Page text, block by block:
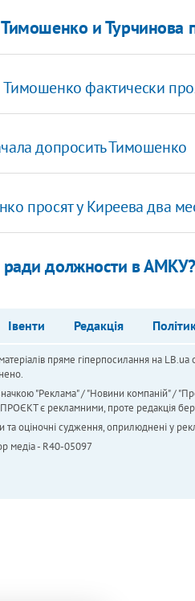
и Турчинова
фактически
допросить Тимошенко
просят у Киреева два
должности в АМКУ?
Івенти Редакція
пряме гіперпосилання на
"Реклама" / "Новини компаній" /
є рекламними, проте редакція бере
та оціночні судження, оприлюднені у
медіа - R40-05097